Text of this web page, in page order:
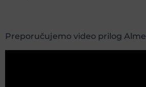
Preporučujemo video prilog